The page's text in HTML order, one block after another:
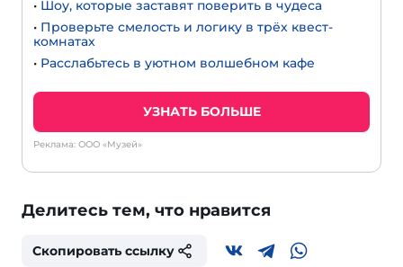
• Шоу, которые заставят поверить в чудеса
• Проверьте смелость и логику в трёх квест-
комнатах
• Расслабьтесь в уютном волшебном кафе
УЗНАТЬ БОЛЬШЕ
Реклама: ООО «Музей»
Делитесь тем, что нравится
Скопировать ссылку